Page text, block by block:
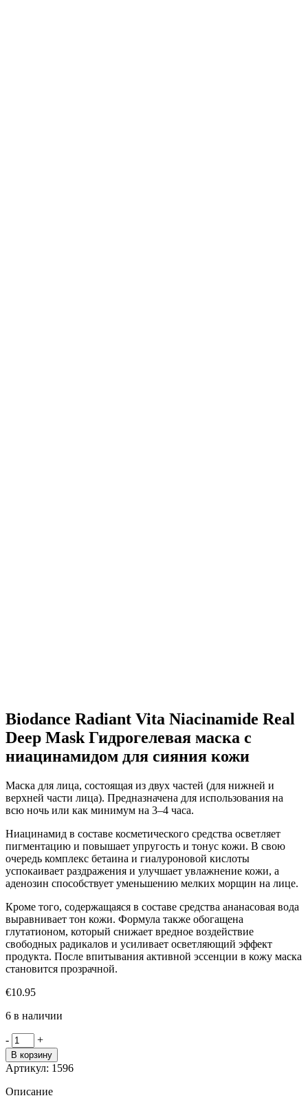
Biodance Radiant Vita Niacinamide Real
Deep Mask Гидрогелевая маска с
ниацинамидом для сияния кожи
Маска для лица, состоящая из двух частей (для нижней и
верхней части лица). Предназначена для использования на
всю ночь или как минимум на 3–4 часа.
Ниацинамид в составе косметического средства осветляет
пигментацию и повышает упругость и тонус кожи. В свою
очередь комплекс бетаина и гиалуроновой кислоты
успокаивает раздражения и улучшает увлажнение кожи, а
аденозин способствует уменьшению мелких морщин на лице.
Кроме того, содержащаяся в составе средства ананасовая вода
выравнивает тон кожи. Формула также обогащена
глутатионом, который снижает вредное воздействие
свободных радикалов и усиливает осветляющий эффект
продукта. После впитывания активной эссенции в кожу маска
становится прозрачной.
€10.95
6 в наличии
- Количество
товара
Biodance
Radiant
Vita
+
В корзину
Артикул: 1596
Описание